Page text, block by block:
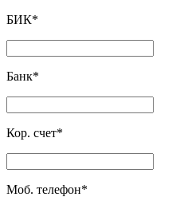
БИК*
Банк*
Кор. счет*
Моб. телефон*